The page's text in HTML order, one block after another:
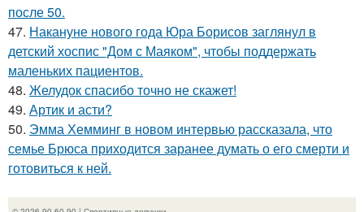
после 50.
47. Накануне нового года Юра Борисов заглянул в
детский хоспис "Дом с Маяком", чтобы поддержать
маленьких пациентов.
48. Желудок спасибо точно не скажет!
49. Артик и асти?
50. Эмма Хемминг в новом интервью рассказала, что
семье Брюса приходится заранее думать о его смерти и
готовиться к ней.